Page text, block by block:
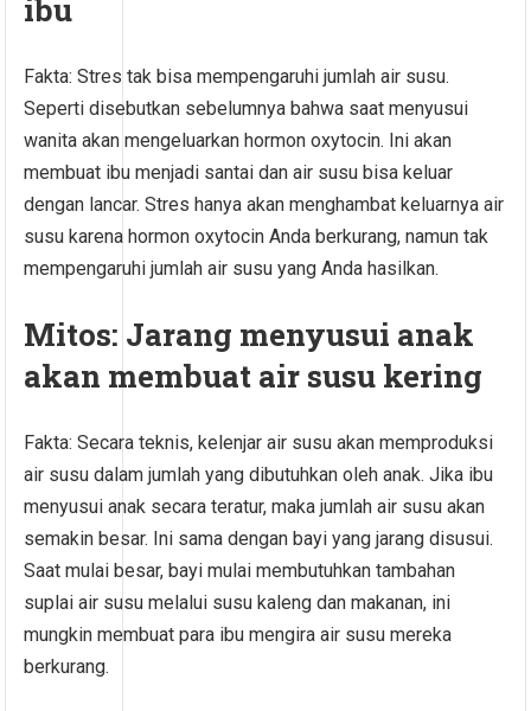
ibu
Fakta: Stres tak bisa mempengaruhi jumlah air susu.
Seperti disebutkan sebelumnya bahwa saat menyusui
wanita akan mengeluarkan hormon oxytocin. Ini akan
membuat ibu menjadi santai dan air susu bisa keluar
dengan lancar. Stres hanya akan menghambat keluarnya air
susu karena hormon oxytocin Anda berkurang, namun tak
mempengaruhi jumlah air susu yang Anda hasilkan.
Mitos: Jarang menyusui anak
akan membuat air susu kering
Fakta: Secara teknis, kelenjar air susu akan memproduksi
air susu dalam jumlah yang dibutuhkan oleh anak. Jika ibu
menyusui anak secara teratur, maka jumlah air susu akan
semakin besar. Ini sama dengan bayi yang jarang disusui.
Saat mulai besar, bayi mulai membutuhkan tambahan
suplai air susu melalui susu kaleng dan makanan, ini
mungkin membuat para ibu mengira air susu mereka
berkurang.